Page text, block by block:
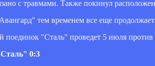
с травмами. Также покинул
тем временем все еще
"Сталь" проведет 5 июля
0:3